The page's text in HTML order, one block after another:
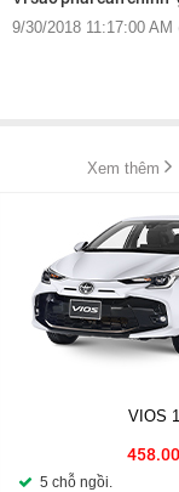
9/30/2018 11:17:00 AM
Xem thêm
VIOS
5 chỗ ngồi.